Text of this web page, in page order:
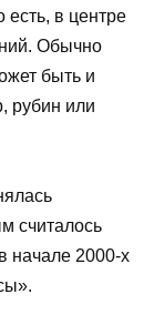
есть, в центре
Обычно
быть и
рубин или
считалось
начале 2000-х